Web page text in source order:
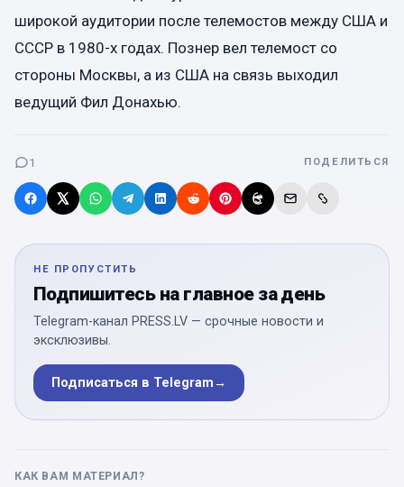
широкой аудитории после телемостов между США и
СССР в 1980-х годах. Познер вел телемост со
стороны Москвы, а из США на связь выходил
ведущий Фил Донахью.
1 ПОДЕЛИТЬСЯ
НЕ ПРОПУСТИТЬ
Подпишитесь на главное за день
Telegram-канал PRESS.LV — срочные новости и
эксклюзивы.
Подписаться в Telegram→
КАК ВАМ МАТЕРИАЛ?